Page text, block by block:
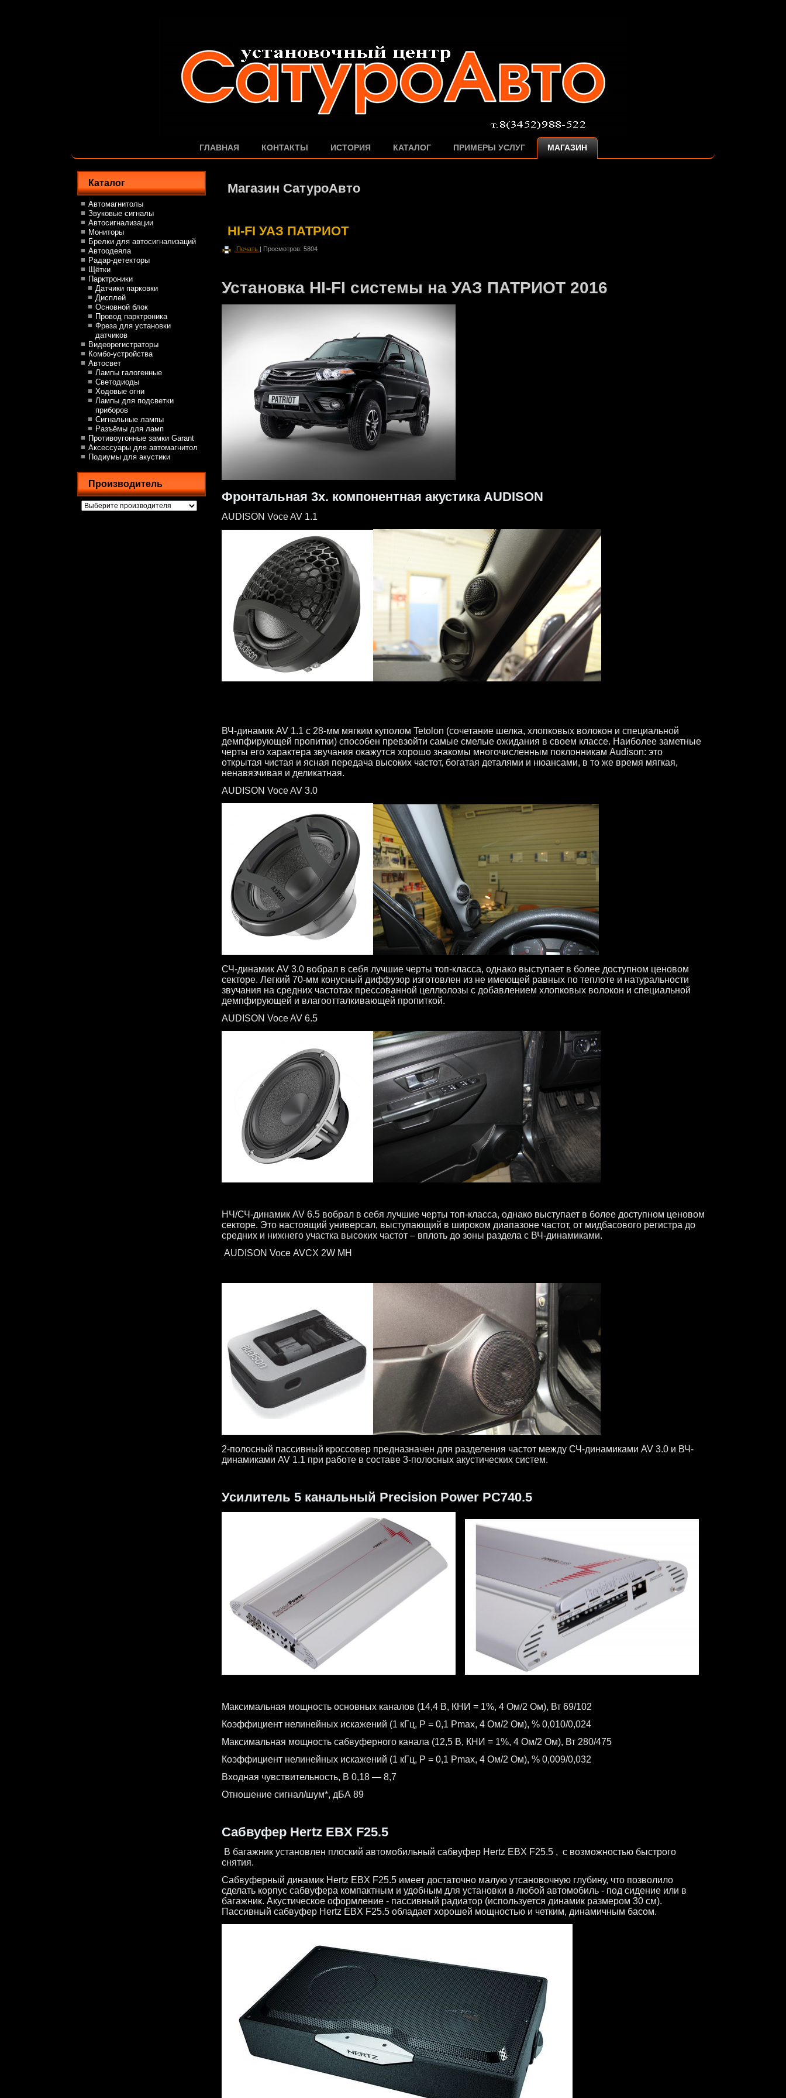
ГЛАВНАЯ КОНТАКТЫ ИСТОРИЯ КАТАЛОГ ПРИМЕРЫ УСЛУГ МАГАЗИН
Каталог
Автомагнитолы
Звуковые сигналы
Автосигнализации
Мониторы
Брелки для автосигнализаций
Автоодеяла
Радар-детекторы
Щётки
Парктроники
Датчики парковки
Дисплей
Основной блок
Провод парктроника
Фреза для установки
датчиков
Видеорегистраторы
Комбо-устройства
Автосвет
Лампы галогенные
Светодиоды
Ходовые огни
Лампы для подсветки
приборов
Сигнальные лампы
Разъёмы для ламп
Противоугонные замки Garant
Аксессуары для автомагнитол
Подиумы для акустики
Производитель
Магазин СатуроАвто
HI-FI УАЗ ПАТРИОТ
Печать | Просмотров: 5804
Установка HI-FI системы на УАЗ ПАТРИОТ 2016
Фронтальная 3х. компонентная акустика AUDISON
AUDISON Voce AV 1.1
ВЧ-динамик AV 1.1 с 28-мм мягким куполом Tetolon (сочетание шелка, хлопковых волокон и специальной
демпфирующей пропитки) способен превзойти самые смелые ожидания в своем классе. Наиболее заметные
черты его характера звучания окажутся хорошо знакомы многочисленным поклонникам Audison: это
открытая чистая и ясная передача высоких частот, богатая деталями и нюансами, в то же время мягкая,
ненавязчивая и деликатная.
AUDISON Voce AV 3.0
СЧ-динамик AV 3.0 вобрал в себя лучшие черты топ-класса, однако выступает в более доступном ценовом
секторе. Легкий 70-мм конусный диффузор изготовлен из не имеющей равных по теплоте и натуральности
звучания на средних частотах прессованной целлюлозы с добавлением хлопковых волокон и специальной
демпфирующей и влагоотталкивающей пропиткой.
AUDISON Voce AV 6.5
НЧ/СЧ-динамик AV 6.5 вобрал в себя лучшие черты топ-класса, однако выступает в более доступном ценовом
секторе. Это настоящий универсал, выступающий в широком диапазоне частот, от мидбасового регистра до
средних и нижнего участка высоких частот – вплоть до зоны раздела с ВЧ-динамиками.
AUDISON Voce AVCX 2W MH
2-полосный пассивный кроссовер предназначен для разделения частот между СЧ-динамиками AV 3.0 и ВЧ-
динамиками AV 1.1 при работе в составе 3-полосных акустических систем.
Усилитель 5 канальный Precision Power PC740.5
Максимальная мощность основных каналов (14,4 В, КНИ = 1%, 4 Ом/2 Ом), Вт 69/102
Коэффициент нелинейных искажений (1 кГц, P = 0,1 Pmax, 4 Ом/2 Ом), % 0,010/0,024
Максимальная мощность сабвуферного канала (12,5 В, КНИ = 1%, 4 Ом/2 Ом), Вт 280/475
Коэффициент нелинейных искажений (1 кГц, P = 0,1 Pmax, 4 Ом/2 Ом), % 0,009/0,032
Входная чувствительность, В 0,18 — 8,7
Отношение сигнал/шум*, дБА 89
Сабвуфер Hertz EBX F25.5
В багажник установлен плоский автомобильный сабвуфер Hertz EBX F25.5 , с возможностью быстрого
снятия.
Сабвуферный динамик Hertz EBX F25.5 имеет достаточно малую утсановочную глубину, что позволило
сделать корпус сабвуфера компактным и удобным для установки в любой автомобиль - под сидение или в
багажник. Акустическое оформление - пассивный радиатор (используется динамик размером 30 см).
Пассивный сабвуфер Hertz EBX F25.5 обладает хорошей мощностью и четким, динамичным басом.